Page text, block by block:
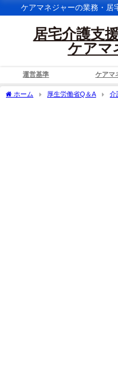
ケアマネジャーの業務・居
居宅介護支
ケアマ
運営基準 ケアマ
ホーム 厚生労働省Q＆A 介